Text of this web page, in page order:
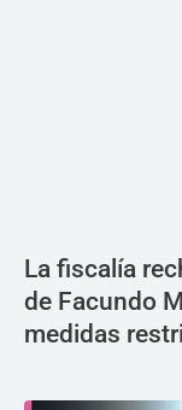
La fiscalía
de Facundo
medidas